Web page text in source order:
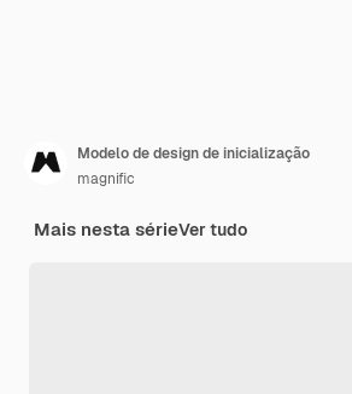
Modelo de design de inicialização
magnific
Mais nesta sérieVer tudo